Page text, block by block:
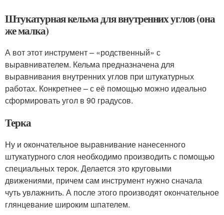
Штукатурная кельма для внутренних углов (она
же малка)
А вот этот инструмент – «родственный» с
выравнивателем. Кельма предназначена для
выравнивания внутренних углов при штукатурных
работах. Конкретнее – с её помощью можно идеально
сформировать угол в 90 градусов.
Терка
Ну и окончательное выравнивание нанесенного
штукатурного слоя необходимо производить с помощью
специальных терок. Делается это круговыми
движениями, причем сам инструмент нужно сначала
чуть увлажнить. А после этого производят окончательное
глянцевание широким шпателем.